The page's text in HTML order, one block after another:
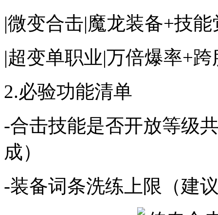
|微变合击|魔龙装备+技
|超变单职业|万倍爆率+
2.必验功能清单
-合击技能是否开放等级
成）
-装备词条洗练上限（建